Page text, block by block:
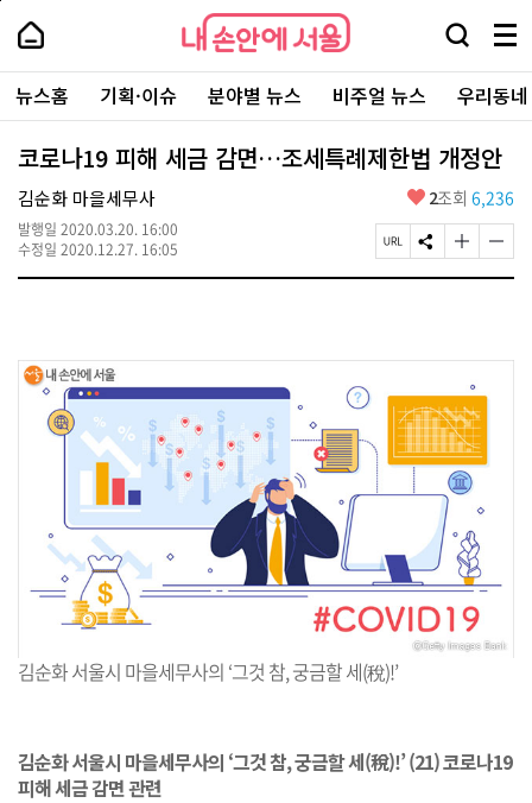
본
로
가
내
손
안
에
서
울
-
서
울
시
대
표
소
내
손
에
울
검
창
열
기
메
뉴
전
체
보
주
요
서
뉴스홈 기획·이슈 분야별 뉴스 비주얼 뉴스 우리동
코로나19 피해 세금 감면…조세특례제한법 개정안
김순화 마을세무사
발행일 2020.03.20. 16:00
수정일 2020.12.27. 16:05
좋
요
2조회 6,236
페
이
복
사
S
N
기
글
자
변
경
하
기
글
자
변
김순화 서울시 마을세무사의 ‘그것 참, 궁금할 세(稅)!’
김순화 서울시 마을세무사의 ‘그것 참, 궁금할 세(稅)!’ (21) 코로나19
피해 세금 감면 관련
페
상
단
로